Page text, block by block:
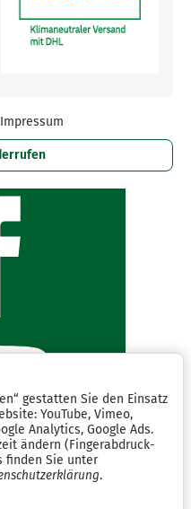
Impressum
gestatten Sie den Einsatz
YouTube, Vimeo,
Analytics, Google Ads.
ändern (Fingerabdruck-
finden Sie unter
.